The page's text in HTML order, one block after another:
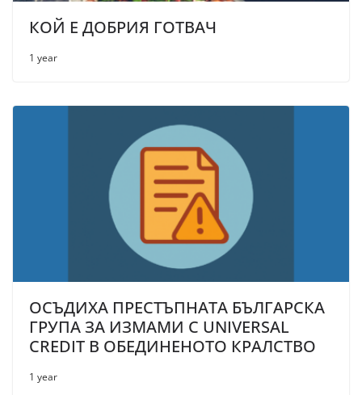
КОЙ Е ДОБРИЯ ГОТВАЧ
1 year
ОСЪДИХА ПРЕСТЪПНАТА БЪЛГАРСКА
ГРУПА ЗА ИЗМАМИ С UNIVERSAL
CREDIT В ОБЕДИНЕНОТО КРАЛСТВО
1 year